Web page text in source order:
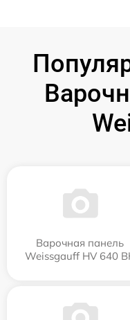
Варочная панель
Weissgauff HV 640